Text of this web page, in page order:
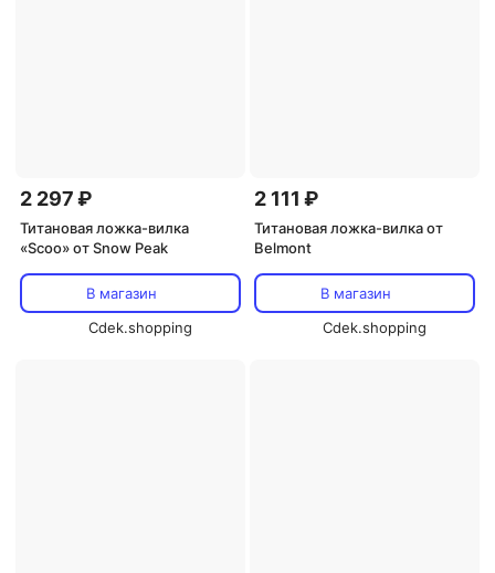
2 297 ₽
Титановая ложка-вилка
«Scoo» от Snow Peak
В магазин
Cdek.shopping
2 111 ₽
Титановая ложка-вилка от
Belmont
В магазин
Cdek.shopping